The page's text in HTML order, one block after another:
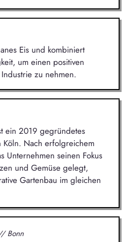
Eis und kombiniert
um einen positiven
zu nehmen.
ein 2019 gegründetes
Köln. Nach erfolgreichem
Unternehmen seinen Fokus
und Gemüse gelegt,
Gartenbau im gleichen
Bonn